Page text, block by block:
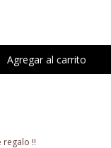
regalo !!